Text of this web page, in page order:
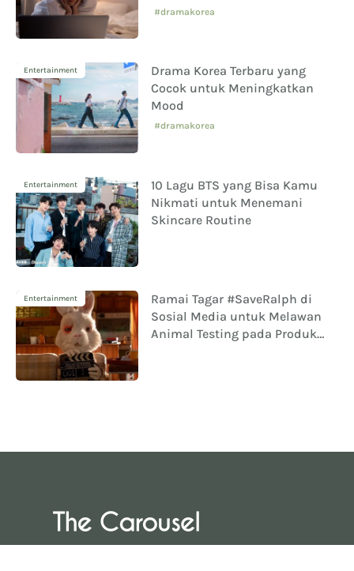
#dramakorea
Entertainment
Drama Korea Terbaru yang
Cocok untuk Meningkatkan
Mood
#dramakorea
Entertainment
10 Lagu BTS yang Bisa Kamu
Nikmati untuk Menemani
Skincare Routine
Entertainment
Ramai Tagar #SaveRalph di
Sosial Media untuk Melawan
Animal Testing pada Produk